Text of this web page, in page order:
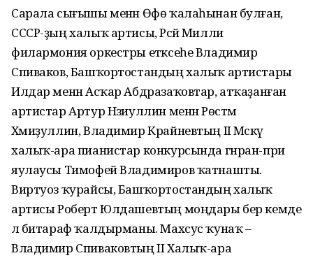
Сарала сығышы менән Өфө ҡалаһынан булған,
СССР-ҙың халыҡ артисы, Рәсәй Милли
филармония оркестры етәксеһе Владимир
Спиваков, Башҡортостандың халыҡ артистары
Илдар менән Асҡар Абдразаҡовтар, атҡаҙанған
артистар Артур Нәзиуллин менән Рөстәм
Хәмиҙуллин, Владимир Крайневтың II Мәскәү
халыҡ-ара пианистар конкурсында гнран-при
яулаусы Тимофей Владимиров ҡатнашты.
Виртуоз ҡурайсы, Башҡортостандың халыҡ
артисы Роберт Юлдашевтың моңдары бер кемде
лә битараф ҡалдырманы. Махсус ҡунаҡ –
Владимир Спиваковтың II Халыҡ-ара